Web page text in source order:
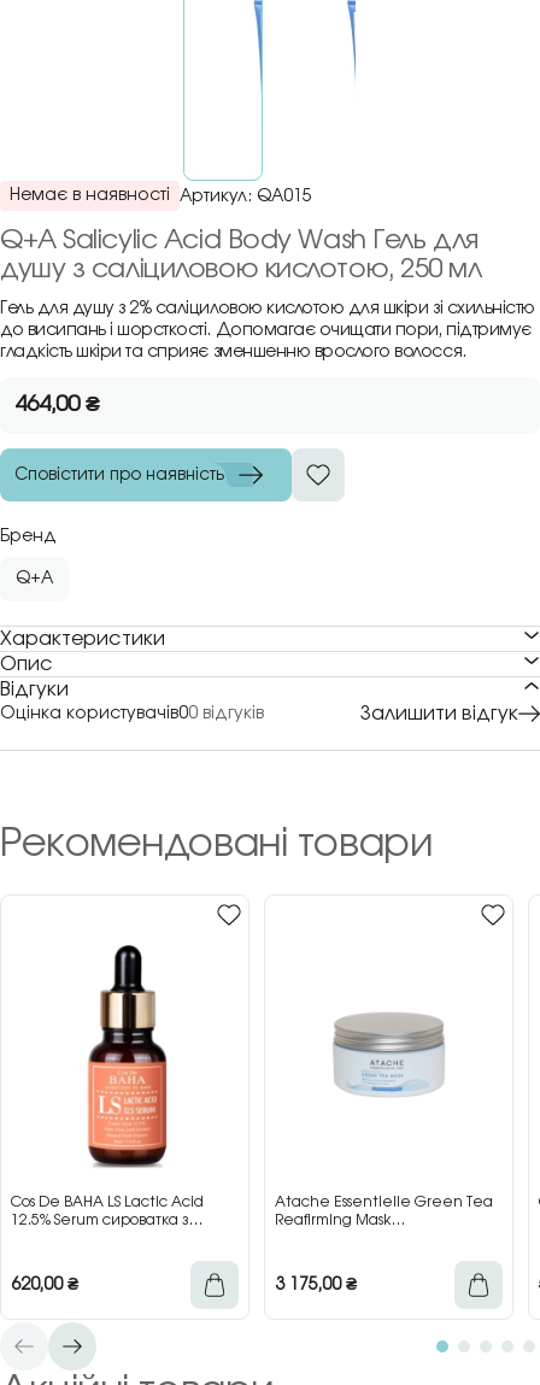
Немає в наявності Артикул: QA015
Q+A Salicylic Acid Body Wash Гель для
душу з саліциловою кислотою, 250 мл
Гель для душу з 2% саліциловою кислотою для шкіри зі схильністю
до висипань і шорсткості. Допомагає очищати пори, підтримує
гладкість шкіри та сприяє зменшенню врослого волосся.
464,00₴
Сповістити про наявність
Бренд
Q+A
Характеристики
Опис
Відгуки
Оцінка користувачів00 відгуків Залишити відгук
Рекомендовані товари
Cos De BAHA LS Lactic Acid
12.5% Serum сироватка з
620,00₴
Atache Essentielle Green Tea
Reafirming Mask
3 175,00₴